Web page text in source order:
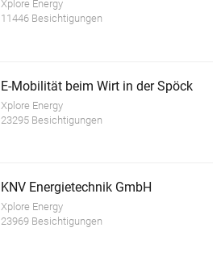
Xplore Energy
11446 Besichtigungen
E-Mobilität beim Wirt in der Spöck
Xplore Energy
23295 Besichtigungen
KNV Energietechnik GmbH
Xplore Energy
23969 Besichtigungen